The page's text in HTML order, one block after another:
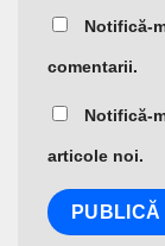
Notifică-
comentarii.
Notifică-
articole noi.